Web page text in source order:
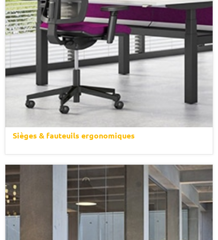
Sièges & fauteuils ergonomiques